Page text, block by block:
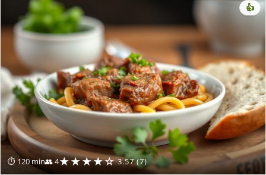
⏱ 120 min👥 4★★★★☆ 3.57 (7)
👍